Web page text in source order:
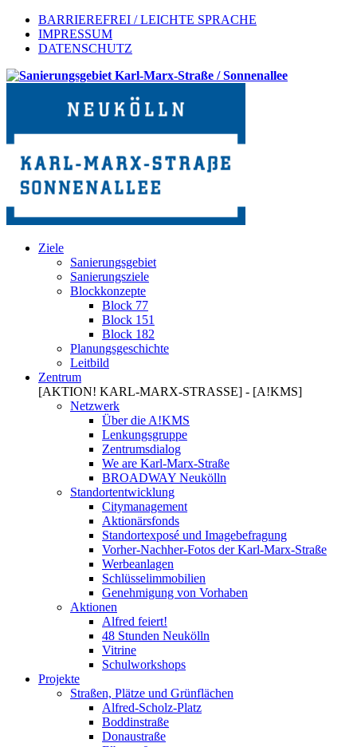
BARRIEREFREI / LEICHTE SPRACHE
IMPRESSUM
DATENSCHUTZ
Ziele
Sanierungsgebiet
Sanierungsziele
Blockkonzepte
Block 77
Block 151
Block 182
Planungsgeschichte
Leitbild
Zentrum
[AKTION! KARL-MARX-STRASSE] - [A!KMS]
Netzwerk
Über die A!KMS
Lenkungsgruppe
Zentrumsdialog
We are Karl-Marx-Straße
BROADWAY Neukölln
Standortentwicklung
Citymanagement
Aktionärsfonds
Standortexposé und Imagebefragung
Vorher-Nachher-Fotos der Karl-Marx-Straße
Werbeanlagen
Schlüsselimmobilien
Genehmigung von Vorhaben
Aktionen
Alfred feiert!
48 Stunden Neukölln
Vitrine
Schulworkshops
Projekte
Straßen, Plätze und Grünflächen
Alfred-Scholz-Platz
Boddinstraße
Donaustraße